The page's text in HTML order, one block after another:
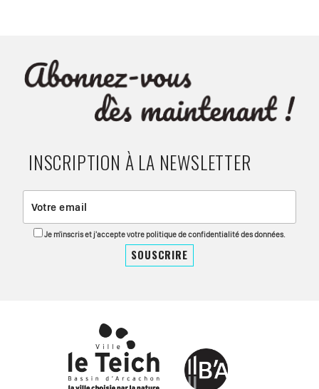
INSCRIPTION À LA NEWSLETTER
Je m'inscris et j'accepte votre politique de confidentialité des données.